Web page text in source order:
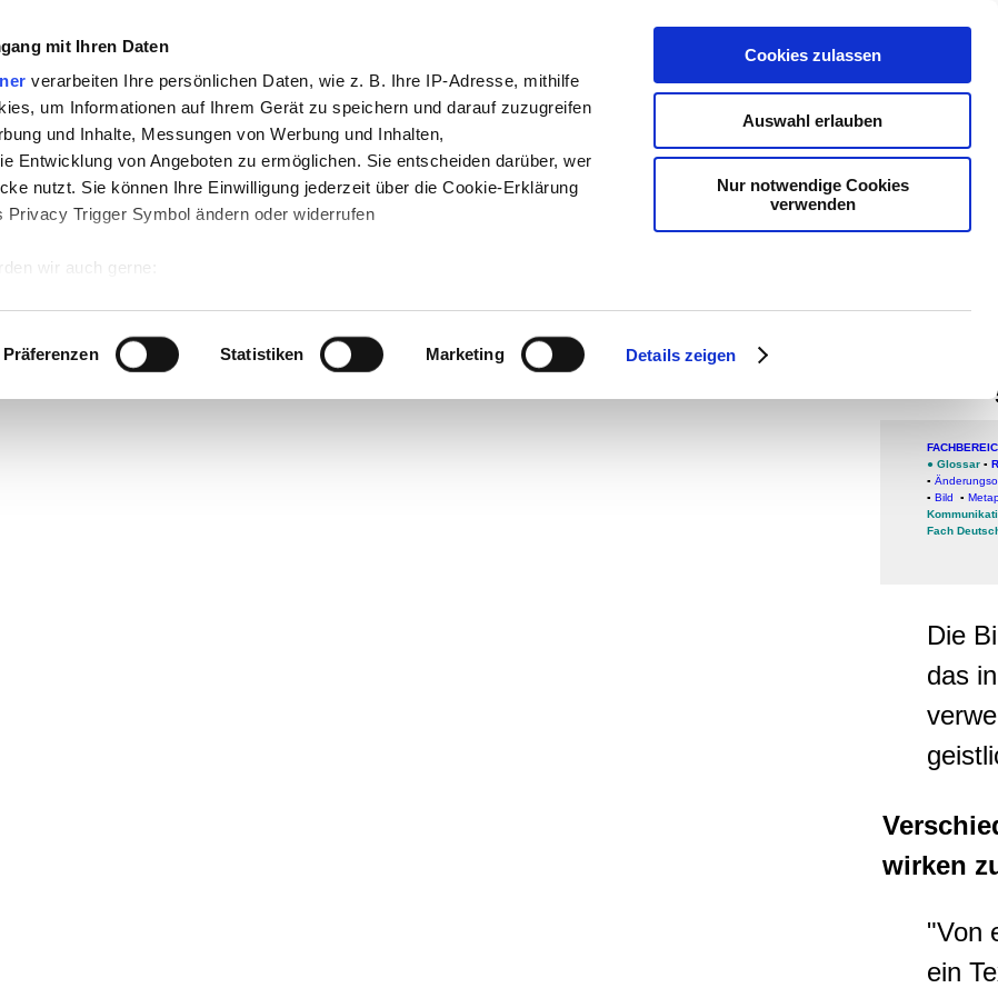
mit Ihren Daten
verarbeiten Ihre persönlichen Daten, wie z. B. Ihre IP-Adresse, mithilfe
um Informationen auf Ihrem Gerät zu speichern und darauf zuzugreifen
und Inhalte, Messungen von Werbung und Inhalten,
Entwicklung von Angeboten zu ermöglichen. Sie entscheiden darüber, wer
nutzt. Sie können Ihre Einwilligung jederzeit über die Cookie-Erklärung
Trigger Symbol ändern oder widerrufen
wir auch gerne:
Scannen nach bestimmten Merkmalen (Fingerprinting) identifizieren
wie Ihre persönlichen Daten verarbeitet werden, und legen Sie Ihre
fest.
Präferenzen Statistiken Marketing Details zeigen
Cookies zulassen
Auswahl erlauben
Nur notwendige Cookies
verwenden
Medien
● Glossar ▪
▪
▪ Bild ▪
Fach
Die
das
wirken
"Von
ein